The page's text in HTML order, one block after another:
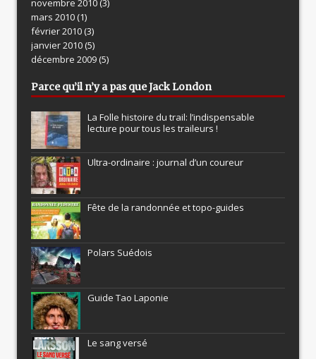
novembre 2010(3)
mars 2010(1)
février 2010(3)
janvier 2010(5)
décembre 2009(5)
Parce qu’il n’y a pas que Jack London
La Folle histoire du trail: l’indispensable
lecture pour tous les traileurs !
Ultra-ordinaire : journal d’un coureur
Fête de la randonnée et topo-guides
Polars Suédois
Guide Tao Laponie
Le sang versé